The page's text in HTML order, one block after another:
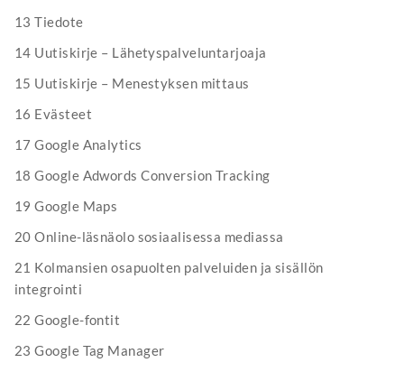
13 Tiedote
14 Uutiskirje – Lähetyspalveluntarjoaja
15 Uutiskirje – Menestyksen mittaus
16 Evästeet
17 Google Analytics
18 Google Adwords Conversion Tracking
19 Google Maps
20 Online-läsnäolo sosiaalisessa mediassa
21 Kolmansien osapuolten palveluiden ja sisällön
integrointi
22 Google-fontit
23 Google Tag Manager